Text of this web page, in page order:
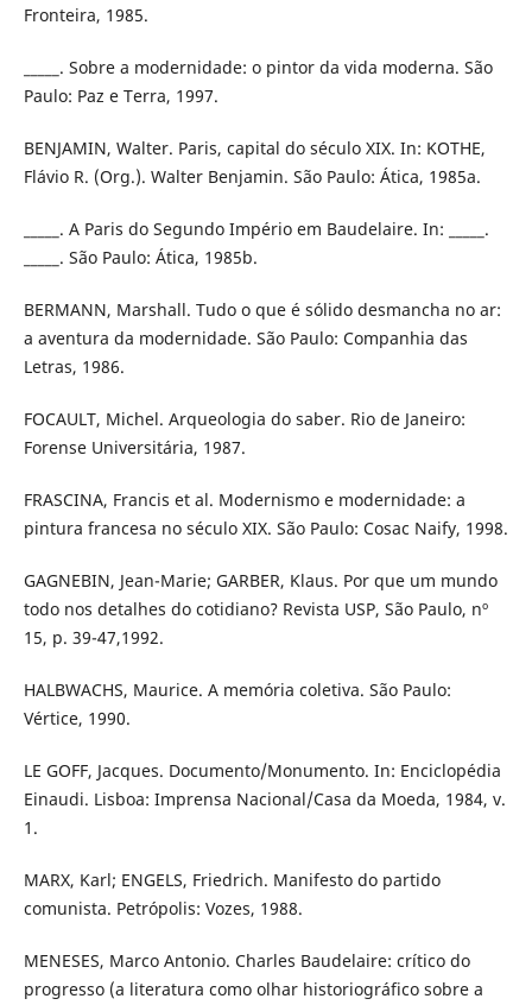
Fronteira, 1985.
_____. Sobre a modernidade: o pintor da vida moderna. São
Paulo: Paz e Terra, 1997.
BENJAMIN, Walter. Paris, capital do século XIX. In: KOTHE,
Flávio R. (Org.). Walter Benjamin. São Paulo: Ática, 1985a.
_____. A Paris do Segundo Império em Baudelaire. In: _____.
_____. São Paulo: Ática, 1985b.
BERMANN, Marshall. Tudo o que é sólido desmancha no ar:
a aventura da modernidade. São Paulo: Companhia das
Letras, 1986.
FOCAULT, Michel. Arqueologia do saber. Rio de Janeiro:
Forense Universitária, 1987.
FRASCINA, Francis et al. Modernismo e modernidade: a
pintura francesa no século XIX. São Paulo: Cosac Naify, 1998.
GAGNEBIN, Jean-Marie; GARBER, Klaus. Por que um mundo
todo nos detalhes do cotidiano? Revista USP, São Paulo, nº
15, p. 39-47,1992.
HALBWACHS, Maurice. A memória coletiva. São Paulo:
Vértice, 1990.
LE GOFF, Jacques. Documento/Monumento. In: Enciclopédia
Einaudi. Lisboa: Imprensa Nacional/Casa da Moeda, 1984, v.
1.
MARX, Karl; ENGELS, Friedrich. Manifesto do partido
comunista. Petrópolis: Vozes, 1988.
MENESES, Marco Antonio. Charles Baudelaire: crítico do
progresso (a literatura como olhar historiográfico sobre a